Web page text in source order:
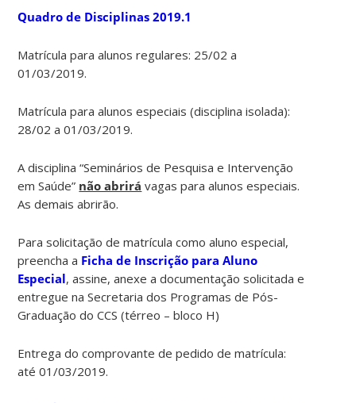
Quadro de Disciplinas 2019.1
Matrícula para alunos regulares: 25/02 a
01/03/2019.
Matrícula para alunos especiais (disciplina isolada):
28/02 a 01/03/2019.
A disciplina “Seminários de Pesquisa e Intervenção
em Saúde” não abrirá vagas para alunos especiais.
As demais abrirão.
Para solicitação de matrícula como aluno especial,
preencha a Ficha de Inscrição para Aluno
Especial, assine, anexe a documentação solicitada e
entregue na Secretaria dos Programas de Pós-
Graduação do CCS (térreo – bloco H)
Entrega do comprovante de pedido de matrícula:
até 01/03/2019.